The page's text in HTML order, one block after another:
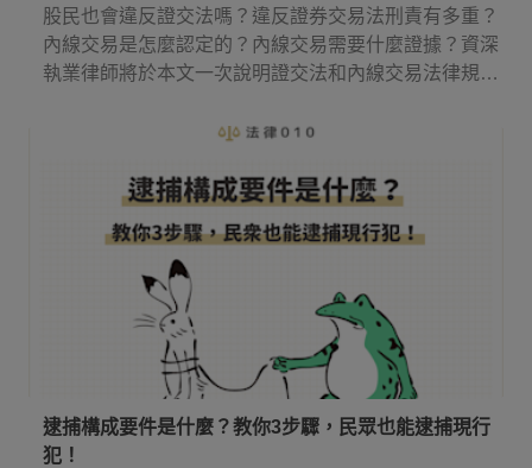
股民也會違反證交法嗎？違反證券交易法刑責有多重？
內線交易是怎麼認定的？內線交易需要什麼證據？資深
執業律師將於本文一次說明證交法和內線交易法律規
逮捕構成要件是什麼？教你3步驟，民眾也能逮捕現行
犯！